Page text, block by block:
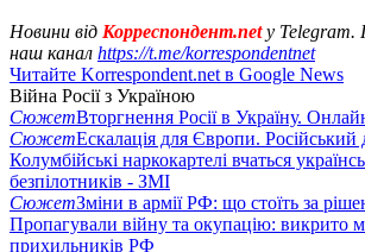
Новини від Корреспондент.netу Telegram.
наш канал https://t.me/korrespondentnet
Читайте Korrespondent.net в Google News
Війна Росії з Україною
СюжетВторгнення Росії в Україну.
СюжетЕскалація для Європи.
Колумбійські наркокартелі вчаться
безпілотників - ЗМІ
СюжетЗміни в армії РФ: що стоїть за
Пропагували війну та окупацію: викрито
прихильників РФ